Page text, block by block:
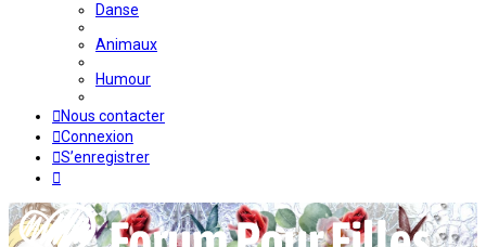
Danse
Animaux
Humour
Nous contacter
Connexion
S’enregistrer